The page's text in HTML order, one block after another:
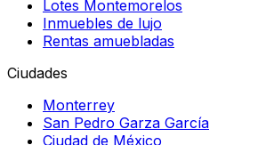
Lotes Montemorelos
Inmuebles de lujo
Rentas amuebladas
Ciudades
Monterrey
San Pedro Garza García
Ciudad de México